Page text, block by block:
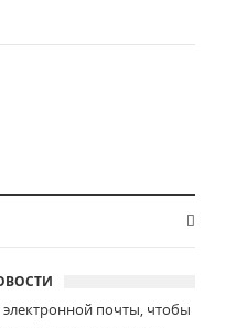
электронной почты, чтобы